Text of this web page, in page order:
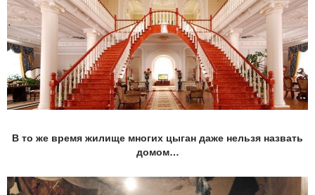
В то же время жилище многих цыган даже нельзя назвать
домом…